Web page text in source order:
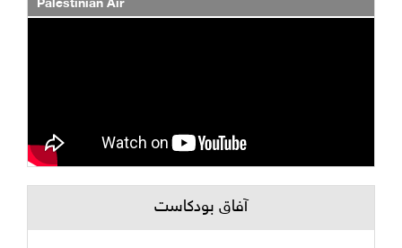
Palestinian Air
آفاق بودكاست